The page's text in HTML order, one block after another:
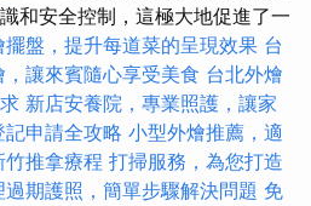
和安全控制，這極大地促進了一
擺盤，提升每道菜的呈現效果 台
，讓來賓隨心享受美食 台北外燴
新店安養院，專業照護，讓家
申請全攻略 小型外燴推薦，適
竹推拿療程 打掃服務，為您打造
過期護照，簡單步驟解決問題 免